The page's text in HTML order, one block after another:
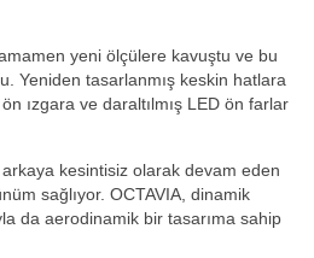
yeni ölçülere kavuştu ve bu
Yeniden tasarlanmış keskin hatlara
ızgara ve daraltılmış LED ön farlar
kesintisiz olarak devam eden
sağlıyor. OCTAVIA, dinamik
da aerodinamik bir tasarıma sahip